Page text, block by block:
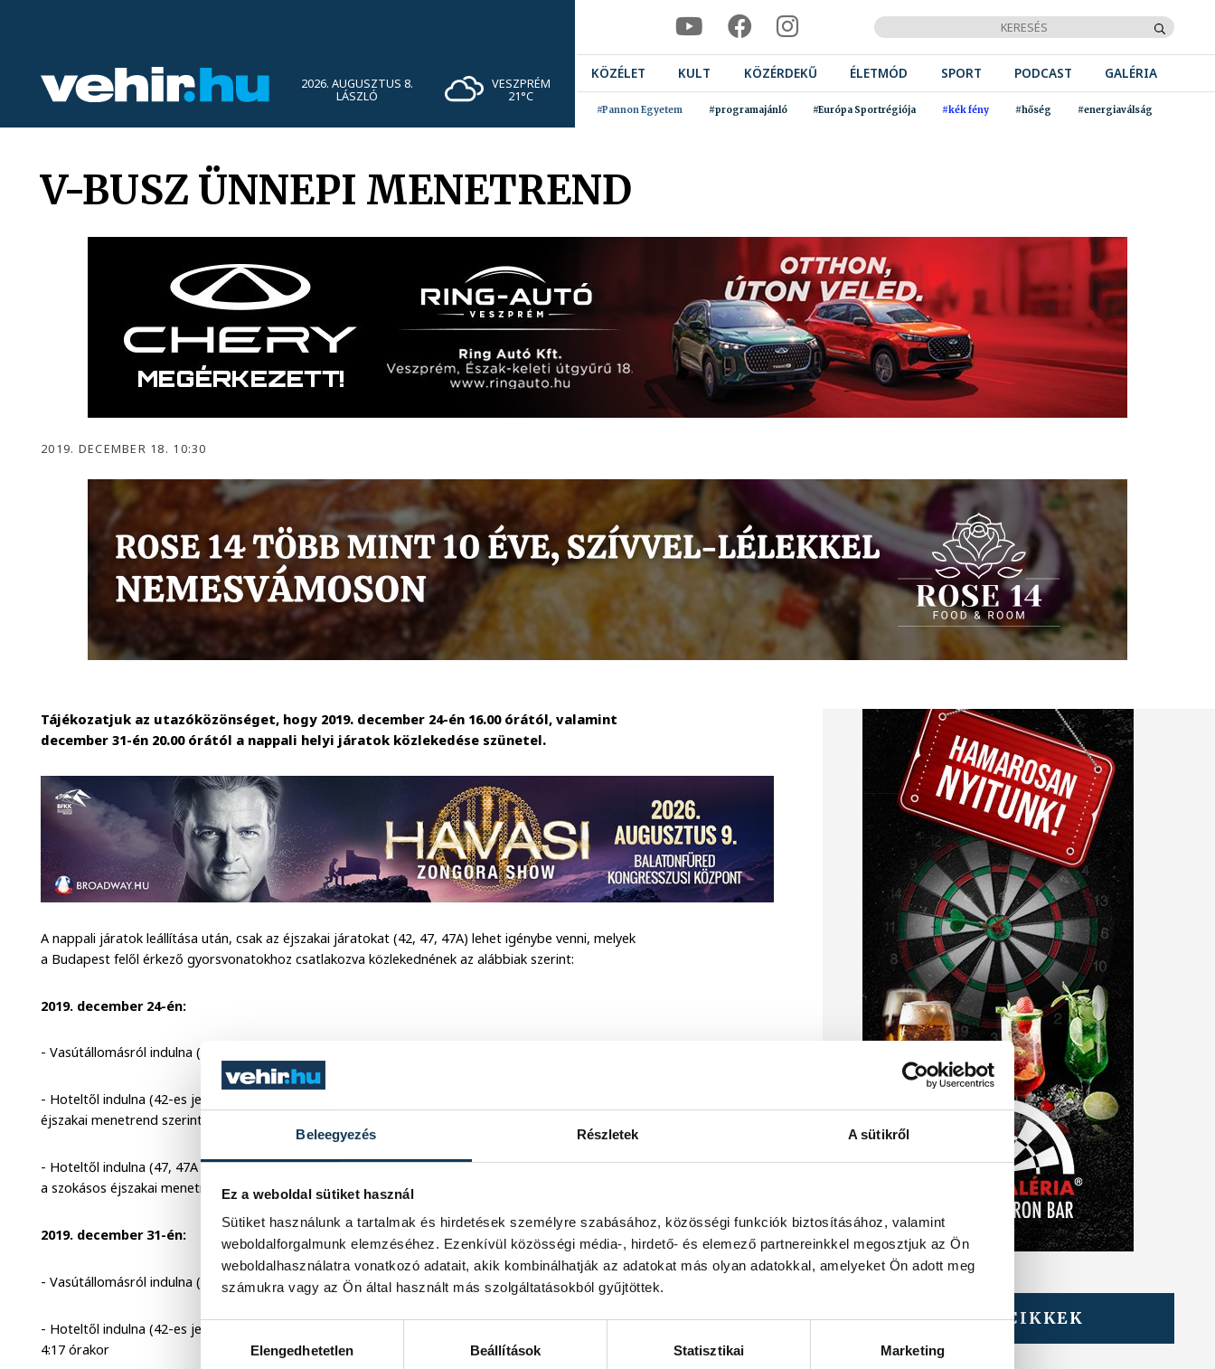
Beleegyezés Részletek A sütikről
Ez a weboldal sütiket használ
Sütiket használunk a tartalmak és hirdetések személyre szabásához, közösségi funkciók biztosításához, valamint
weboldalforgalmunk elemzéséhez. Ezenkívül közösségi média-, hirdető- és elemező partnereinkkel megosztjuk az Ön
weboldalhasználatra vonatkozó adatait, akik kombinálhatják az adatokat más olyan adatokkal, amelyeket Ön adott meg
számukra vagy az Ön által használt más szolgáltatásokból gyűjtöttek.
Hozzájárulás kiválasztása
Elengedhetetlen
Beállítások Statisztikai Marketing
2026. AUGUSZTUS 8.
LÁSZLÓ
VESZPRÉM
21°C
KÖZÉLET KULT KÖZÉRDEKŰ ÉLETMÓD SPORT PODCAST GALÉRIA
#Pannon Egyetem #programajánló #Európa Sportrégiója #kék fény #hőség #energiaválság
V-BUSZ ÜNNEPI MENETREND
2019. DECEMBER 18. 10:30
Tájékozatjuk az utazóközönséget, hogy 2019. december 24-én 16.00 órától, valamint
december 31-én 20.00 órától a nappali helyi járatok közlekedése szünetel.
A nappali járatok leállítása után, csak az éjszakai járatokat (42, 47, 47A) lehet igénybe venni, melyek
a Budapest felől érkező gyorsvonatokhoz csatlakozva közlekednének az alábbiak szerint:
2019. december 24-én:
- Vasútállomásról indulna (47-es jelzéssel): 17.35, 18.35, 22,10 órakor
- Hoteltől indulna (42-es jelzéssel): 17.00, 18.00, 19.00, 20.00, 21.30, 23.00 órakor, tovább a szokásos
éjszakai menetrend szerint
- Hoteltől indulna (47, 47A jelzéssel): 17.26, 18.26, 19.26(A), 20.26(A), 22.01, 23.26(A) órakor, tovább
a szokásos éjszakai menetrend szerint
2019. december 31-én:
- Vasútállomásról indulna (47-es jelzéssel): 22,10, 3.59 órakor
- Hoteltől indulna (42-es jelzéssel): 20.00, 20.30, tovább 30 percenként 2.00 óráig, majd 2.50, 3:47,
4:17 órakor
TOVÁBBI CIKKEK